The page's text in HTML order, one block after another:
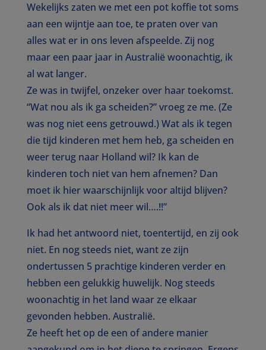
Wekelijks zaten we met een pot koffie tot soms
aan een wijntje aan toe, te praten over van
alles wat er in ons leven afspeelde. Zij nog
maar een paar jaar in Australië woonachtig, ik
al wat langer.
Ze was in twijfel, onzeker over haar toekomst.
“Wat nou als ik ga scheiden?” vroeg ze me. (Ze
was nog niet eens getrouwd.) Wat als ik tegen
die tijd kinderen met hem heb, ga scheiden en
weer terug naar Holland wil? Ik kan de
kinderen toch niet van hem afnemen? Dan
moet ik hier waarschijnlijk voor altijd blijven?
Ook als ik dat niet meer wil….!!”
Ik had het antwoord niet, toentertijd, en zij ook
niet. En nog steeds niet, want ze zijn
ondertussen 5 prachtige kinderen verder en
hebben een gelukkig huwelijk. Nog steeds
woonachtig in het land waar ze elkaar
gevonden hebben. Australië.
Ze heeft het op de een of andere manier